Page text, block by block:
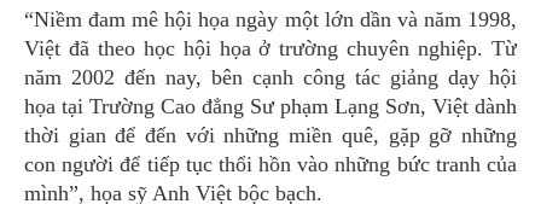
“Niềm đam mê hội họa ngày một lớn dần và năm 1998,
Việt đã theo học hội họa ở trường chuyên nghiệp. Từ
năm 2002 đến nay, bên cạnh công tác giảng dạy hội
họa tại Trường Cao đẳng Sư phạm Lạng Sơn, Việt dành
thời gian để đến với những miền quê, gặp gỡ những
con người để tiếp tục thổi hồn vào những bức tranh của
mình”, họa sỹ Anh Việt bộc bạch.